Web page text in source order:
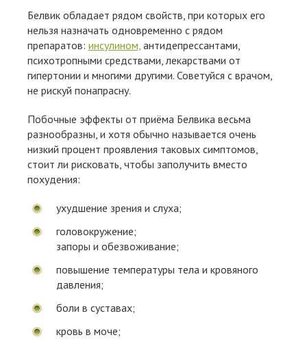
Белвик обладает рядом свойств, при которых его
нельзя назначать одновременно с рядом
препаратов: инсулином, антидепрессантами,
психотропными средствами, лекарствами от
гипертонии и многими другими. Советуйся с врачом,
не рискуй понапрасну.
Побочные эффекты от приёма Белвика весьма
разнообразны, и хотя обычно называется очень
низкий процент проявления таковых симптомов,
стоит ли рисковать, чтобы заполучить вместо
похудения:
ухудшение зрения и слуха;
головокружение;
запоры и обезвоживание;
повышение температуры тела и кровяного
давления;
боли в суставах;
кровь в моче;